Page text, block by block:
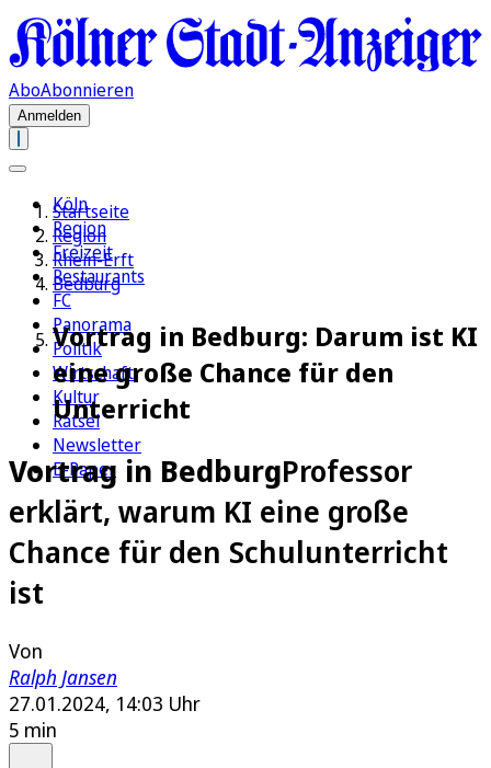
AboAbonnieren
Anmelden
Köln
Region
Freizeit
Restaurants
FC
Panorama
Politik
Wirtschaft
Kultur
Rätsel
Newsletter
E-Paper
Startseite
Region
Rhein-Erft
Bedburg
Vortrag in Bedburg: Darum ist KI
eine große Chance für den
Unterricht
Vortrag in BedburgProfessor
erklärt, warum KI eine große
Chance für den Schulunterricht
ist
Von
Ralph Jansen
27.01.2024, 14:03 Uhr
5 min